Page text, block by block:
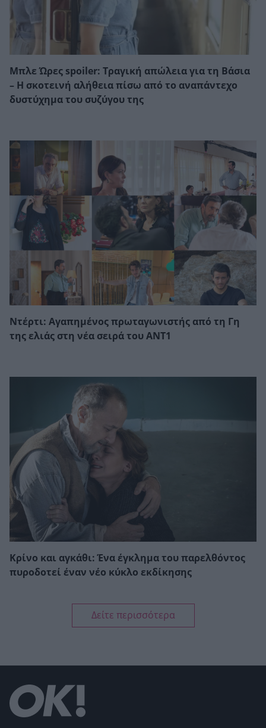
Μπλε Ώρες spoiler: Τραγική απώλεια για τη Βάσια
– Η σκοτεινή αλήθεια πίσω από το αναπάντεχο
δυστύχημα του συζύγου της
Ντέρτι: Αγαπημένος πρωταγωνιστής από τη Γη
της ελιάς στη νέα σειρά του ΑΝΤ1
Κρίνο και αγκάθι: Ένα έγκλημα του παρελθόντος
πυροδοτεί έναν νέο κύκλο εκδίκησης
Δείτε περισσότερα